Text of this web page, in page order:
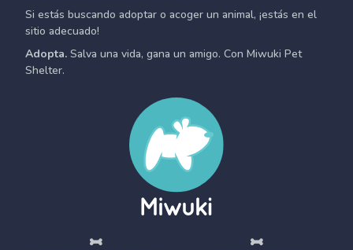
Si estás buscando adoptar o acoger un animal, ¡estás en el
sitio adecuado!
Adopta. Salva una vida, gana un amigo. Con Miwuki Pet
Shelter.